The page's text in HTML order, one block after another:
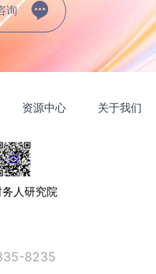
询
资源中心 关于我们
人研究院
8235